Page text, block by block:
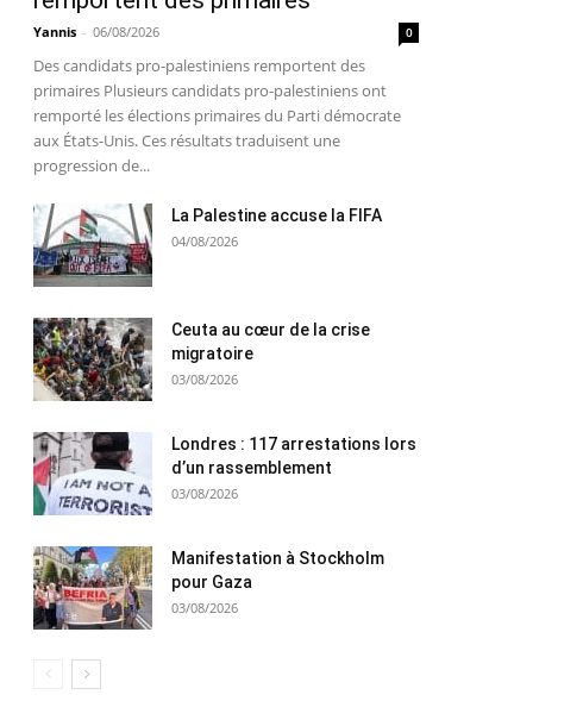
Yannis - 06/08/2026 0
Des candidats pro-palestiniens remportent des
primaires Plusieurs candidats pro-palestiniens ont
remporté les élections primaires du Parti démocrate
aux États-Unis. Ces résultats traduisent une
progression de...
La Palestine accuse la FIFA
04/08/2026
Ceuta au cœur de la crise
migratoire
03/08/2026
Londres : 117 arrestations lors
d’un rassemblement
03/08/2026
Manifestation à Stockholm
pour Gaza
03/08/2026